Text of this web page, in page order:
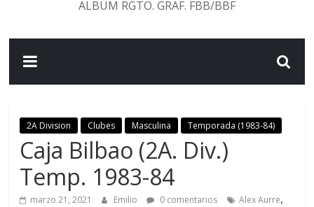
ALBUM RGTO. GRAF. FBB/BBF
2A Division Clubes Masculina Temporada (1983-84)
Caja Bilbao (2A. Div.)
Temp. 1983-84
marzo 21, 2021 Emilio 0 comentarios Alex Aurre,